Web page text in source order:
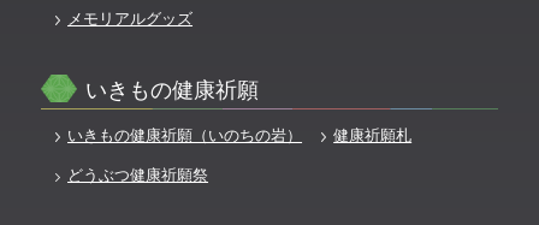
メモリアルグッズ
いきもの健康祈願
いきもの健康祈願（いのちの岩）
健康祈願札
どうぶつ健康祈願祭